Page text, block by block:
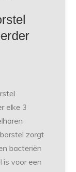
elke 3
zorgt
bacteriën
is voor een